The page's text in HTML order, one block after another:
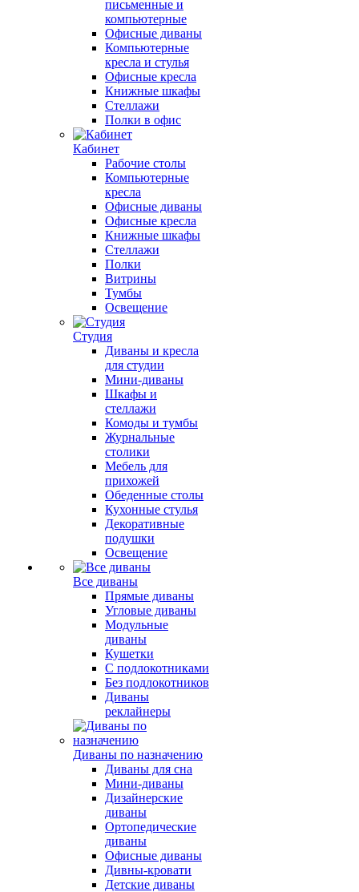
письменные и
компьютерные
Офисные диваны
Компьютерные
кресла и стулья
Офисные кресла
Книжные шкафы
Стеллажи
Полки в офис
Кабинет
Рабочие столы
Компьютерные
кресла
Офисные диваны
Офисные кресла
Книжные шкафы
Стеллажи
Полки
Витрины
Тумбы
Освещение
Студия
Диваны и кресла
для студии
Мини-диваны
Шкафы и
стеллажи
Комоды и тумбы
Журнальные
столики
Мебель для
прихожей
Обеденные столы
Кухонные стулья
Декоративные
подушки
Освещение
Все диваны
Прямые диваны
Угловые диваны
Модульные
диваны
Кушетки
С подлокотниками
Без подлокотников
Диваны
реклайнеры
Диваны по назначению
Диваны для сна
Мини-диваны
Дизайнерские
диваны
Ортопедические
диваны
Офисные диваны
Дивны-кровати
Детские диваны